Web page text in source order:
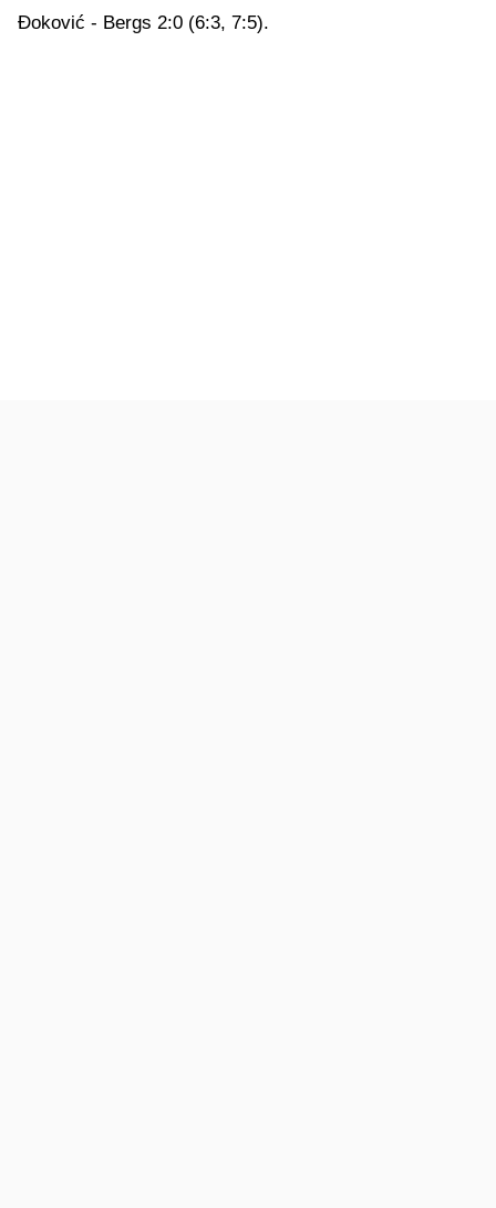
Đoković - Bergs 2:0 (6:3, 7:5).